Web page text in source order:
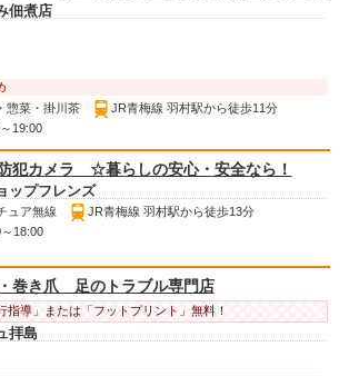
佃煮店
惣菜・掛川茶
JR青梅線 羽村駅から徒歩11分
19:00
カメラ ☆暮らしの安心・安全なら！
ップフレンズ
ュア無線
JR青梅線 羽村駅から徒歩13分
18:00
巻き爪 足のトラブル専門店
指導」または「フットプリント」無料！
拝島